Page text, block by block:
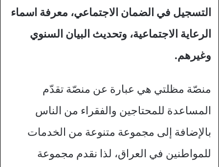
التسجيل في الضمان الاجتماعي، معرفة اسماء
الرعاية الاجتماعية، وتحديث البيان السنوي
وغيرهم.
منصّة مظلتي هي عبارة عن منصّة تقدّم
المساعدة للمحتاجين والفقراء من الناس
بالإضافة إلى مجموعة متنوعة من الخدمات
للمواطنين في العراق، لذا نقدم مجموعة